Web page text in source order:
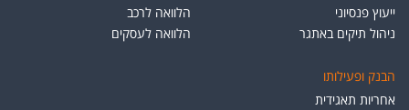
ייעוץ פנסיוני
ניהול תיקים באתגר
הלוואה לרכב
הלוואה לעסקים
הבנק ופעילותו
אחריות תאגידית